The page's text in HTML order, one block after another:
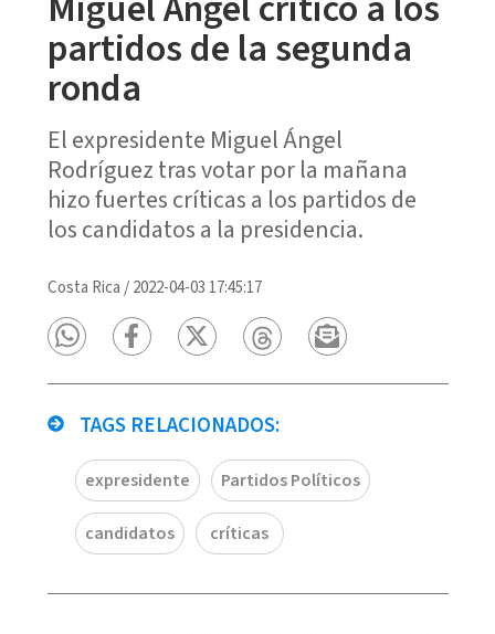
partidos de la segunda
ronda
El expresidente Miguel Ángel
Rodríguez tras votar por la mañana
hizo fuertes críticas a los partidos de
los candidatos a la presidencia.
Costa Rica /2022-04-03 17:45:17
TAGS RELACIONADOS:
expresidente Partidos Políticos
candidatos críticas